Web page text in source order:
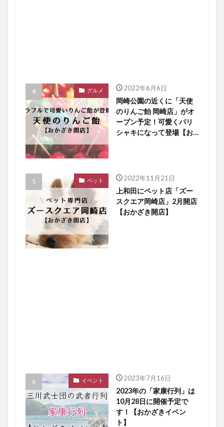
グルメ 2022年6月6日
岡崎公園の近くに「天使
のりんご飴 岡崎店」がオ
ープン予定！可愛くパリ
シャキになって登場【お
ペット 2022年11月21日
上和田にペット店「ズー
スクエア岡崎店」2月開店
【おかざき開店】
イベント 2023年7月16日
2023年の「家康行列」は
10月28日に開催予定で
す！【おかざきイベン
ト】